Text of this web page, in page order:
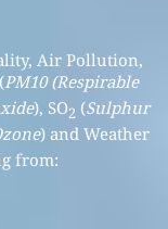
Air Pollution,
PM10 (Respirable
), SO2 (Sulphur
) and Weather
from: